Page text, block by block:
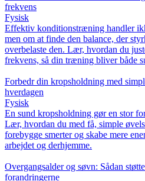
frekvens
Fysisk
Effektiv konditionstræning handler
men om at finde den balance, der
overbelaste den. Lær, hvordan du
frekvens, så din træning bliver både
Forbedr din kropsholdning med
hverdagen
Fysisk
En sund kropsholdning gør en stor
Lær, hvordan du med få, simple
forebygge smerter og skabe mere
arbejdet og derhjemme.
Overgangsalder og søvn: Sådan
forandringerne